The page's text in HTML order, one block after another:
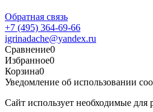
Обратная связь
+7 (495) 364-69-66
igrinadache@yandex.ru
Сравнение0
Избранное0
Корзина0
Уведомление об использовании
Сайт использует необходимые